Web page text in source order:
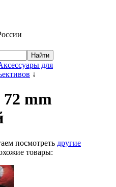
для
↓
mm
посмотреть другие
товары: